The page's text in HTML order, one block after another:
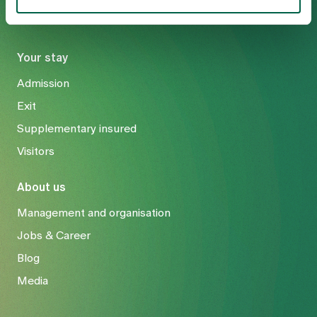
Your stay
Admission
Exit
Supplementary insured
Visitors
About us
Management and organisation
Jobs & Career
Blog
Media